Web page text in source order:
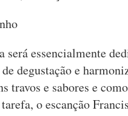
essencialmente
degustação e
travos e sabores e
o escanção